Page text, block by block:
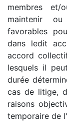
membres et/
maintenir
favorables
dans ledit
accord
lesquels il
durée
cas de litige,
raisons
temporaire de